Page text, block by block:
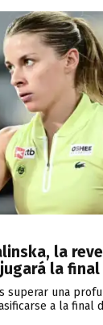
la
la final
superar una
a la final